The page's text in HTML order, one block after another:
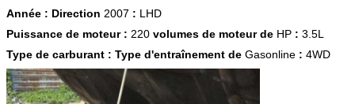
Année : Direction 2007 : LHD
Puissance de moteur : 220 volumes de moteur de HP : 3.5L
Type de carburant : Type d'entraînement de Gasonline : 4WD